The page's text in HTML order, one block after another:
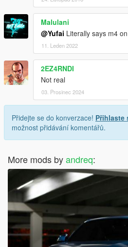
Malulani
@Yufai Literally says m4
11. Leden 2022
2EZ4RNDI
Not real
03. Prosinec 2024
Přidejte se do konverzace! Přihlaste
možnost přidávání komentářů.
More mods byandreq: